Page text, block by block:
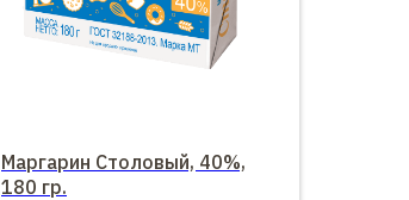
Маргарин Столовый, 40%,
180 гр.